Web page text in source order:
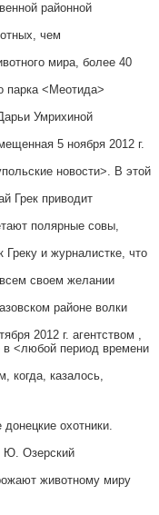
районной
чем
мира, более 40
парка <Меотида>
Умрихиной
5 ноября 2012 г.
новости>. В этой
Грек приводит
полярные совы,
Греку и журналистке, что
своем желании
районе волки
2012 г. агентством ,
<любой период времени
когда, казалось,
охотники.
Ю. Озерский
животному миру